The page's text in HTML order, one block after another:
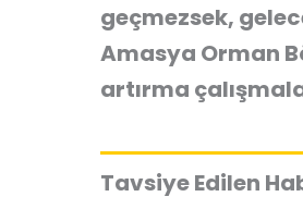
geçmezsek,
Amasya Orman
artırma
Tavsiye Edilen